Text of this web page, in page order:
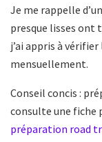
Je me rappelle
presque lisses ont
j’ai appris à
mensuellement.
Conseil concis :
consulte une fiche
préparation road